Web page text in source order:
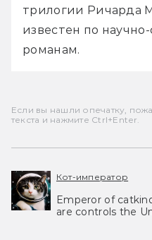
трилогии Ричарда
известен по
романам.
Если вы нашли опечатку,
текста и нажмите Ctrl+Enter.
Кот-император
Emperor of
are controls the